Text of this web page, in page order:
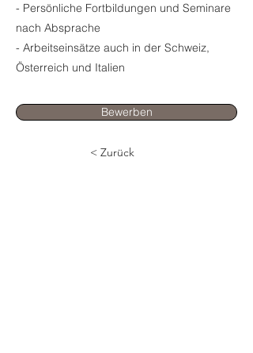
- Persönliche Fortbildungen und Seminare
nach Absprache
- Arbeitseinsätze auch in der Schweiz,
Österreich und Italien
Bewerben
< Zurück